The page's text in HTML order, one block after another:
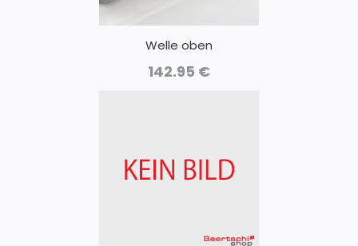
Welle oben
142.95 €